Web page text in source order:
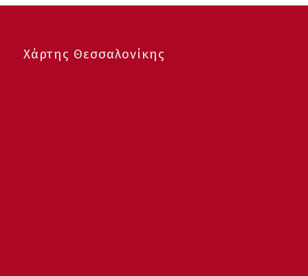
Χάρτης Θεσσαλονίκης